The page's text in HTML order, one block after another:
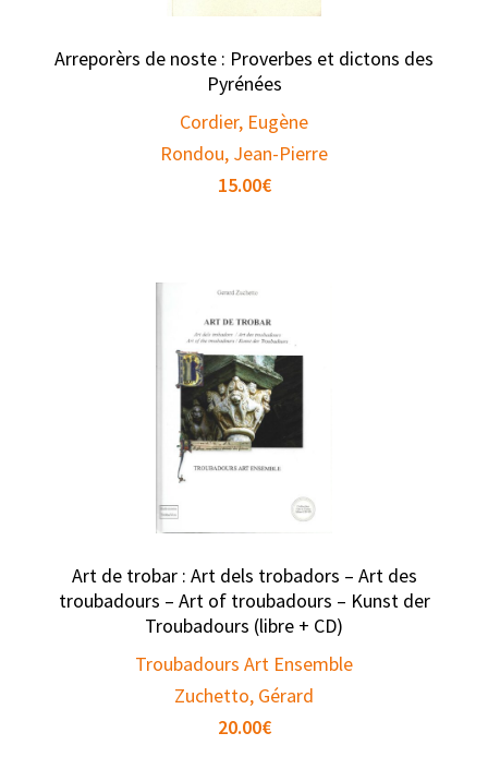
Arreporèrs de noste : Proverbes et dictons des
Pyrénées
Cordier, Eugène
Rondou, Jean-Pierre
15.00€
Art de trobar : Art dels trobadors – Art des
troubadours – Art of troubadours – Kunst der
Troubadours (libre + CD)
Troubadours Art Ensemble
Zuchetto, Gérard
20.00€